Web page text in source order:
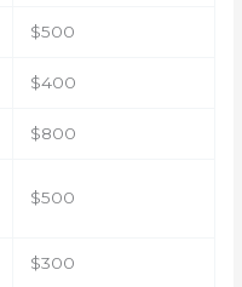
$500
$400
$800
$500
$300